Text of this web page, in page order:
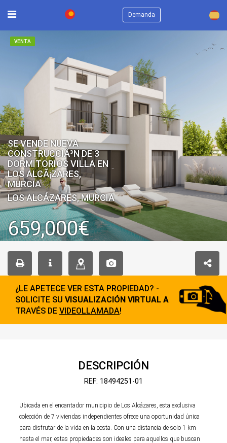
Demanda ×
VENTA
SE VENDE NUEVA
CONSTRUCCIÃ³N DE 3
DORMITORIOS VILLA EN
LOS ALCÃ¡ZARES,
MURCIA
LOS ALCÁZARES, MURCIA
659,000€
¿LE APETECE VER ESTA PROPIEDAD? -
SOLICITE SU VISUALIZACIÓN VIRTUAL A
TRAVÉS DE VIDEOLLAMADA!
DESCRIPCIÓN
REF: 18494251-01
Ubicada en el encantador municipio de Los Alcázares, esta exclusiva
colección de 7 viviendas independientes ofrece una oportunidad única
para disfrutar de la vida en la costa. Con una distancia de solo 1 km
hasta el mar, estas propiedades son ideales para aquellos que buscan